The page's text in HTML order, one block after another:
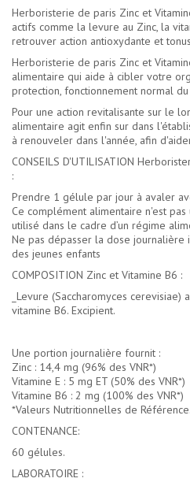
Herboristerie de paris Zinc et
actifs comme la levure au Zinc, la
retrouver action antioxydante et
Herboristerie de paris Zinc et
alimentaire qui aide à cibler votre
protection, fonctionnement normal
Pour une action revitalisante sur le
alimentaire agit enfin sur dans
à renouveler dans l'année, afin
CONSEILS D'UTILISATION
:
Prendre 1 gélule par jour à avaler
Ce complément alimentaire n'est
utilisé dans le cadre d’un régime
Ne pas dépasser la dose journalière
des jeunes enfants
COMPOSITION Zinc et Vitamine B6 :
_Levure (Saccharomyces cerevisiae)
vitamine B6. Excipient.
Une portion journalière fournit :
Zinc : 14,4 mg (96% des VNR*)
Vitamine E : 5 mg ET (50% des VNR*)
Vitamine B6 : 2 mg (100% des VNR*)
*Valeurs Nutritionnelles de Référence._
CONTENANCE:
60 gélules.
LABORATOIRE :